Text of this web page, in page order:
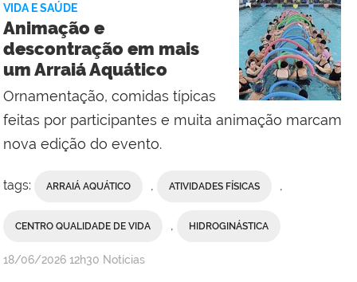
Campus
Bom
Jesus
do
Itabapoana
VIDA E SAÚDE
Animação e
descontração em mais
um Arraiá Aquático
Ornamentação, comidas típicas
feitas por participantes e muita animação marcam
nova edição do evento.
tags: ARRAIÁ AQUÁTICO , ATIVIDADES FÍSICAS ,
CENTRO QUALIDADE DE VIDA , HIDROGINÁSTICA
por
publicado
18/06/2026 12h30 Notícias